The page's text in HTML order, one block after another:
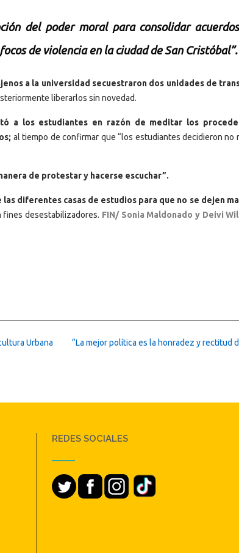
del poder moral para consolidar
de violencia en la ciudad de San Cristóbal”.
a la universidad secuestraron dos unidades de
liberarlos sin novedad.
a los estudiantes en razón de meditar los
al tiempo de confirmar que “los estudiantes decidieron no
de protestar y hacerse escuchar”.
diferentes casas de estudios para que no se dejen
fines desestabilizadores. FIN/ Sonia Maldonado y Deivi
“La mejor política es la honradez y rectitud
Urbana
REDES SOCIALES